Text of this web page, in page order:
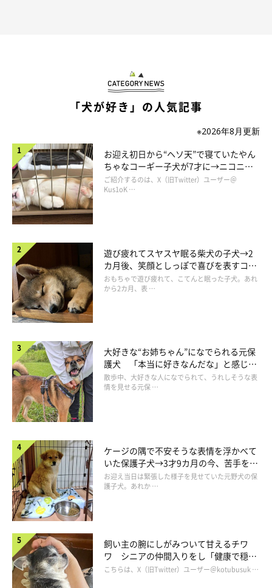
「犬が好き」の人気記事
※2026年8月更新
お迎え初日から“ヘソ天”で寝ていたやん
ちゃなコーギー子犬が7才に→ニコニ
コ“コーギースマイル”が魅力のコに成
長！
ご紹介するのは、X（旧Twitter）ユーザー＠
Kus1oK …
遊び疲れてスヤスヤ眠る柴犬の子犬→2
カ月後、笑顔としっぽで喜びを表すコに
成長！
おもちゃで遊び疲れて、こてんと眠った子犬。あれ
から2カ月、表 …
大好きな“お姉ちゃん”になでられる元保
護犬 「本当に好きなんだな」と感じる
表情にほっこり
散歩中、大好きな人になでられて、うれしそうな表
情を見せる元保 …
ケージの隅で不安そうな表情を浮かべて
いた保護子犬→3才9カ月の今、苦手を克
服し頼もしいコに成長！
お迎え当日は緊張した様子を見せていた元野犬の保
護子犬。あれか …
飼い主の腕にしがみついて甘えるチワ
ワ シニアの仲間入りをし「健康で穏や
かな暮らしが続いてほしい」と願う
こちらは、X（旧Twitter）ユーザー＠kotubusuk …